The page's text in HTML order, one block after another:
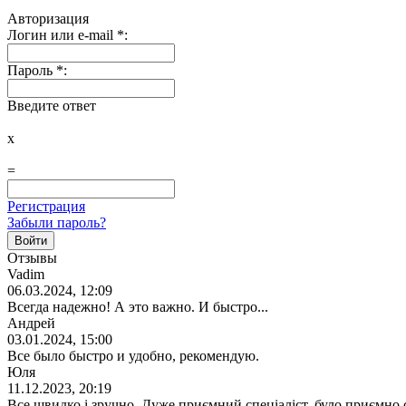
Авторизация
Логин или e-mail *:
Пароль *:
Введите ответ
x
=
Регистрация
Забыли пароль?
Отзывы
Vadim
06.03.2024, 12:09
Всегда надежно! А это важно. И быстро...
Андрей
03.01.2024, 15:00
Все было быстро и удобно, рекомендую.
Юля
11.12.2023, 20:19